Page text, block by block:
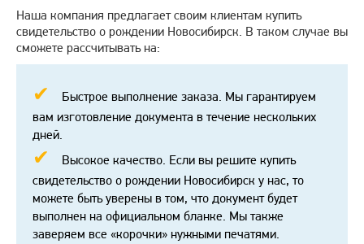
Наша компания предлагает своим клиентам купить
свидетельство о рождении Новосибирск. В таком случае вы
сможете рассчитывать на:
Быстрое выполнение заказа. Мы гарантируем
вам изготовление документа в течение нескольких
дней.
Высокое качество. Если вы решите купить
свидетельство о рождении Новосибирск у нас, то
можете быть уверены в том, что документ будет
выполнен на официальном бланке. Мы также
заверяем все «корочки» нужными печатями.